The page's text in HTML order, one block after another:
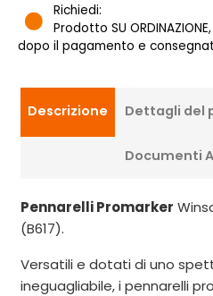
Richiedi:
Prodotto SU
dopo il pagamento e
Descrizione Dettagli del
Documenti
Pennarelli Promarker
(B617).
Versatili e dotati di uno
ineguagliabile, i pennarelli